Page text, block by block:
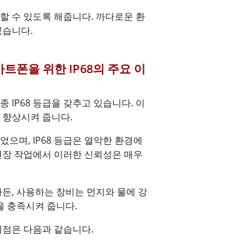
수 있도록 해줍니다. 까다로운 환
니다.
폰을 위한 IP68의 주요 이
IP68 등급을 갖추고 있습니다. 이
상시켜 줍니다.
으며, IP68 등급은 열악한 환경에
작업에서 이러한 신뢰성은 매우
, 사용하는 장비는 먼지와 물에 강
충족시켜 줍니다.
은 다음과 같습니다.